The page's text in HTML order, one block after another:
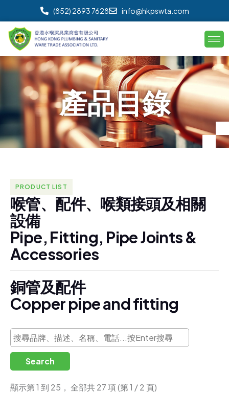
(852) 2893 7628 info@hkpswta.com
產品目錄
PRODUCT LIST
喉管、 配件、 喉類接頭及相關
設備
Pipe, Fitting, PipeJoints&
Accessories
銅管及配件
Copperpipeandfitting
Search
顯示第 1 到 25， 全部共 27 項 (第 1 / 2 頁)